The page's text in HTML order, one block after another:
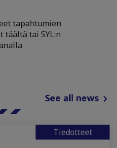
tapahtumien
täältä tai SYL:n
See all news
Tiedotteet